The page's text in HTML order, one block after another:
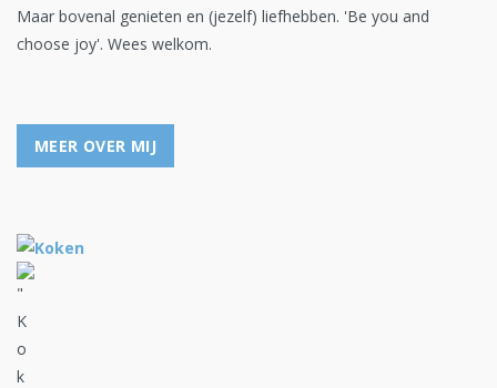
Maar bovenal genieten en (jezelf) liefhebben. 'Be you and
choose joy'. Wees welkom.
MEER OVER MIJ